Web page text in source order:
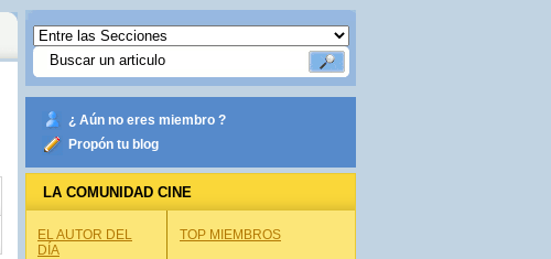
¿ Aún no eres miembro ?
Propón tu blog
LA COMUNIDAD CINE
EL AUTOR DEL
DÍA
TOP MIEMBROS